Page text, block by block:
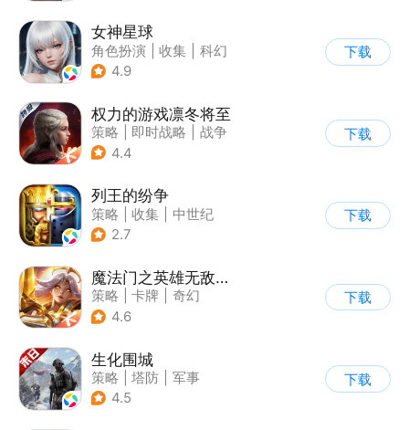
女神星球
角色扮演 收集
科幻
| 捏脸
4.9
下载
权力的游戏凛冬将至
策略 即时战略
战争
| 权利的游戏
4.4
下载
列王的纷争
策略 收集
中世纪
| 欧美风
2.7
下载
魔法门之英雄无敌：战争纪元
策略 卡牌
奇幻
| 英雄无敌
4.6
下载
生化围城
策略 塔防
军事
| 废土
4.5
下载